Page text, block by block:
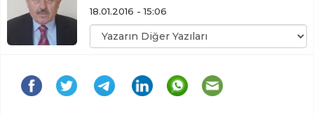
18.01.2016 - 15:06